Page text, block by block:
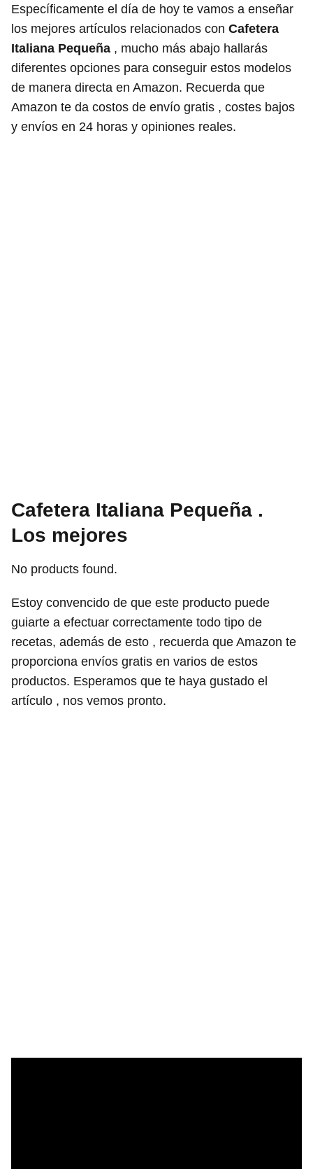
Específicamente el día de hoy te vamos a enseñar
los mejores artículos relacionados con Cafetera
Italiana Pequeña , mucho más abajo hallarás
diferentes opciones para conseguir estos modelos
de manera directa en Amazon. Recuerda que
Amazon te da costos de envío gratis , costes bajos
y envíos en 24 horas y opiniones reales.
Cafetera Italiana Pequeña .
Los mejores
No products found.
Estoy convencido de que este producto puede
guiarte a efectuar correctamente todo tipo de
recetas, además de esto , recuerda que Amazon te
proporciona envíos gratis en varios de estos
productos. Esperamos que te haya gustado el
artículo , nos vemos pronto.